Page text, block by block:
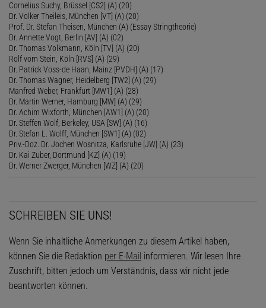
Cornelius Suchy, Brüssel [CS2] (A) (20)
Dr. Volker Theileis, München [VT] (A) (20)
Prof. Dr. Stefan Theisen, München (A) (Essay Stringtheorie)
Dr. Annette Vogt, Berlin [AV] (A) (02)
Dr. Thomas Volkmann, Köln [TV] (A) (20)
Rolf vom Stein, Köln [RVS] (A) (29)
Dr. Patrick Voss-de Haan, Mainz [PVDH] (A) (17)
Dr. Thomas Wagner, Heidelberg [TW2] (A) (29)
Manfred Weber, Frankfurt [MW1] (A) (28)
Dr. Martin Werner, Hamburg [MW] (A) (29)
Dr. Achim Wixforth, München [AW1] (A) (20)
Dr. Steffen Wolf, Berkeley, USA [SW] (A) (16)
Dr. Stefan L. Wolff, München [SW1] (A) (02)
Priv.-Doz. Dr. Jochen Wosnitza, Karlsruhe [JW] (A) (23)
Dr. Kai Zuber, Dortmund [KZ] (A) (19)
Dr. Werner Zwerger, München [WZ] (A) (20)
SCHREIBEN SIE UNS!
Wenn Sie inhaltliche Anmerkungen zu diesem Artikel haben,
können Sie die Redaktion per E-Mail informieren. Wir lesen Ihre
Zuschrift, bitten jedoch um Verständnis, dass wir nicht jede
beantworten können.